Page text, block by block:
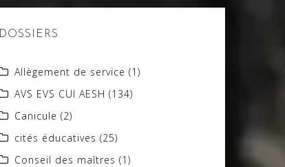
DOSSIERS
Allègement de service (1)
AVS EVS CUI AESH (134)
Canicule (2)
cités éducatives (25)
Conseil des maîtres (1)